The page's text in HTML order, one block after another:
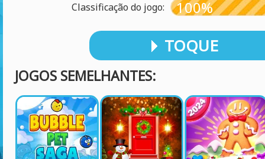
Classificação do jogo: 100%
TOQUE
JOGOS SEMELHANTES: